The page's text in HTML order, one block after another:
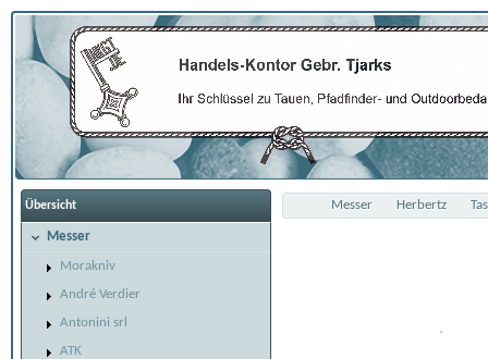
Übersicht
Messer
Morakniv
André Verdier
Antonini srl
ATK
Messer Herbertz